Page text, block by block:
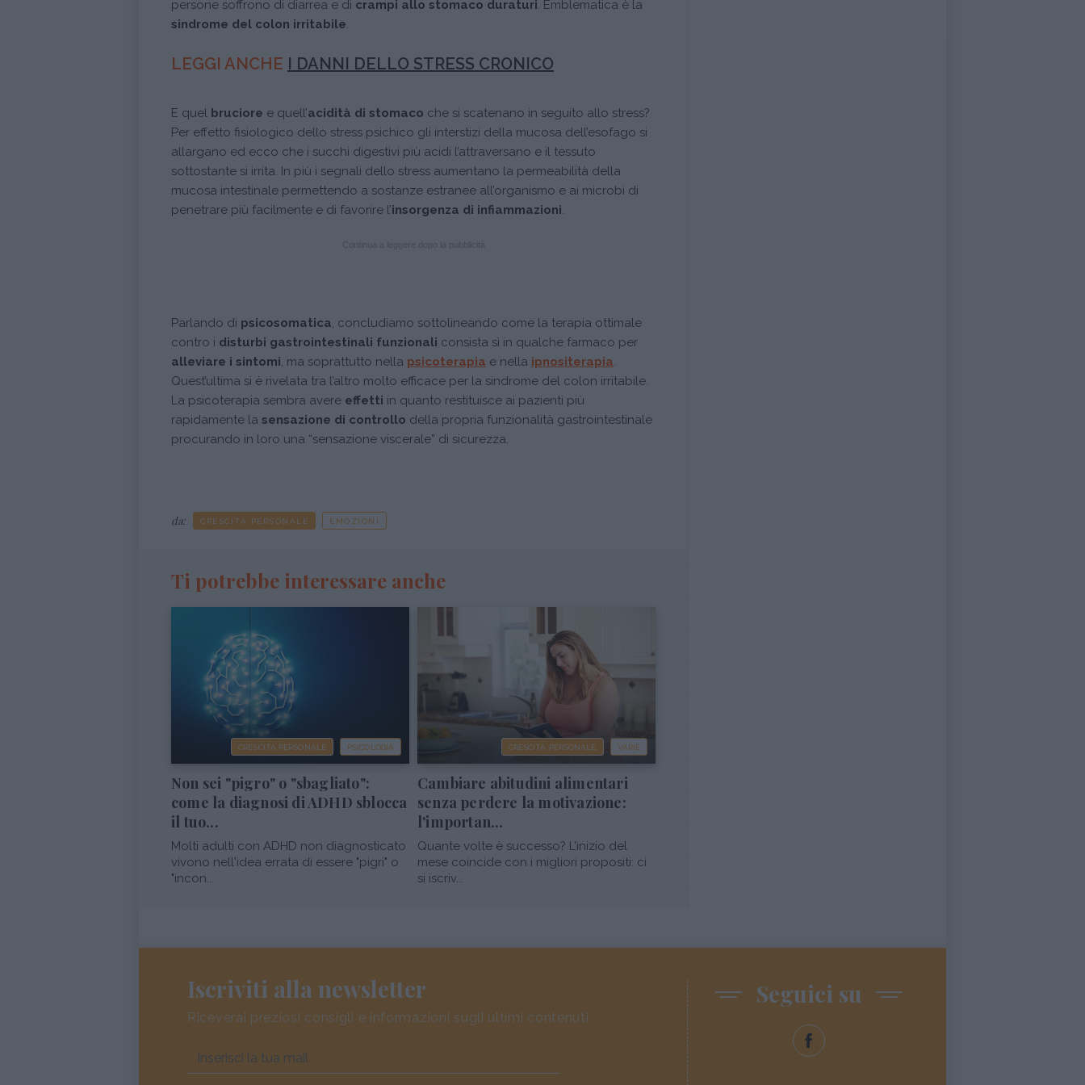
persone soffrono di diarrea e di crampi allo stomaco duraturi. Emblematica è la
sindrome del colon irritabile.
LEGGI ANCHE I DANNI DELLO STRESS CRONICO
E quel bruciore e quell’acidità di stomaco che si scatenano in seguito allo stress?
Per effetto fisiologico dello stress psichico gli interstizi della mucosa dell’esofago si
allargano ed ecco che i succhi digestivi più acidi l’attraversano e il tessuto
sottostante si irrita. In più i segnali dello stress aumentano la permeabilità della
mucosa intestinale permettendo a sostanze estranee all’organismo e ai microbi di
penetrare più facilmente e di favorire l’insorgenza di infiammazioni.
Parlando di psicosomatica, concludiamo sottolineando come la terapia ottimale
contro i disturbi gastrointestinali funzionali consista sì in qualche farmaco per
alleviare i sintomi, ma soprattutto nella psicoterapia e nella ipnositerapia.
Quest’ultima si è rivelata tra l’altro molto efficace per la sindrome del colon irritabile.
La psicoterapia sembra avere effetti in quanto restituisce ai pazienti più
rapidamente la sensazione di controllo della propria funzionalità gastrointestinale
procurando in loro una “sensazione viscerale” di sicurezza.
da: CRESCITA PERSONALE EMOZIONI
Ti potrebbe interessare anche
CRESCITA PERSONALE PSICOLOGIA
Non sei "pigro" o "sbagliato":
come la diagnosi di ADHD sblocca
il tuo...
Molti adulti con ADHD non diagnosticato
vivono nell'idea errata di essere "pigri" o
"incon...
CRESCITA PERSONALE VARIE
Cambiare abitudini alimentari
senza perdere la motivazione:
l'importan...
Quante volte è successo? L’inizio del
mese coincide con i migliori propositi: ci
si iscriv...
Iscriviti alla newsletter
Riceverai preziosi consigli e informazioni sugli ultimi contenuti
Seguici su